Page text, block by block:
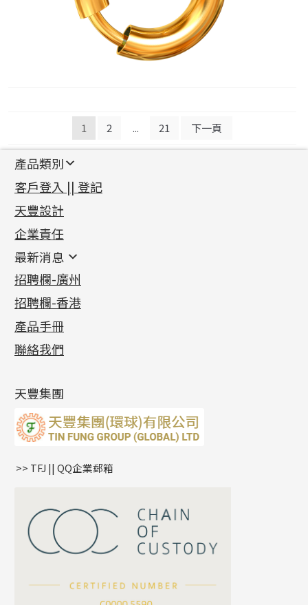
章
導
覽
1 2 ... 21 下一頁
公司名稱
產品類別
新產品
足金系列
足金配件
機織鏈系列
珠仔鏈
镶口链
管狀網鏈
十字車花鏈系列
十字閃O鏈系列
十字錘打鏈系列
側身車花鏈系列
側身鏈系列
雙十字鏈系列
水波鏈系列
蛇骨鏈系列
鏈尾系列
嘴唇鏈系列
S車花鏈系列
珍珠鏈系列
坦克鏈系列
滿天星鏈系列
方假繩鏈系列
首飾配件
耳環類配件
卷迫系列
螺絲迫系列
梅花迫系列
平臺迫系列
綫拍系列
美拍系列
耳環扣系列
耳綫/耳鈎系列
耳環爪頭
耳環
鏈類配件
動感車花吊墜
調節珠系列
生圈扣系列
龍蝦扣系列
鴨俐制系列
字母吊墜
相盒吊墜
項鏈吊墜
生肖吊墜
星座吊墜
珠扣
其他類配件
珠盤系列
袖口鈕系列
焊片及鐳射綫
空心車花管
珠類配件
無孔光身珠
空心光身珠
無孔批花珠
鑲口類
四爪頭系列
六爪頭系列
車花片
動感車花片
鑲口戒指
鑲口手鏈系列
首飾系列
手镯系列
戒指系列
空心耳環
空心车花管首饰链
空心手鐲系列
貴金屬原料
千足金
記憶金屬系列
記憶戒指
拉簧珠珠手鏈
記憶鈦手鐲
客戶登入 || 登記
天豐設計
企業責任
最新消息
最新消息
各項證書(2)
相片集(9)
展覽會資訊
最新產品資訊
招聘欄-廣州
招聘欄-香港
產品手冊
聯絡我們
天豐集團
>> TFJ || QQ企業郵箱